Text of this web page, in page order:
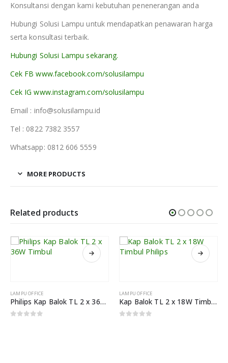
Konsultansi dengan kami kebutuhan penenerangan anda
Hubungi Solusi Lampu untuk mendapatkan penawaran harga
serta konsultasi terbaik.
Hubungi Solusi Lampu sekarang.
Cek FB www.facebook.com/solusilampu
Cek IG www.instagram.com/solusilampu
Email : info@solusilampu.id
Tel : 0822 7382 3557
Whatsapp: 0812 606 5559
MORE PRODUCTS
Related products
LAMPU OFFICE
Philips Kap Balok TL 2 x 36W Timbul
LAMPU OFFICE
Kap Balok TL 2 x 18W Timbul Philips